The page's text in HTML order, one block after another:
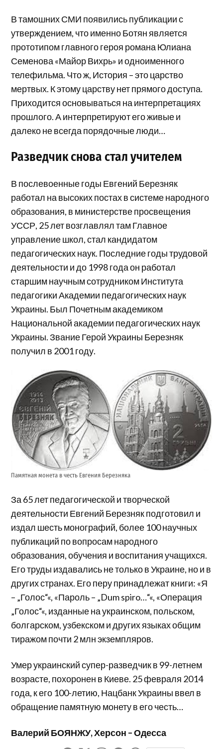
В тамошних СМИ появились публикации с
утверждением, что именно Ботян является
прототипом главного героя романа Юлиана
Семенова «Майор Вихрь» и одноименного
телефильма. Что ж, История – это царство
мертвых. К этому царству нет прямого доступа.
Приходится основываться на интерпретациях
прошлого. А интерпретируют его живые и
далеко не всегда порядочные люди…
Разведчик снова стал учителем
В послевоенные годы Евгений Березняк
работал на высоких постах в системе народного
образования, в министерстве просвещения
УССР, 25 лет возглавлял там Главное
управление школ, стал кандидатом
педагогических наук. Последние годы трудовой
деятельности и до 1998 года он работал
старшим научным сотрудником Института
педагогики Академии педагогических наук
Украины. Был Почетным академиком
Национальной академии педагогических наук
Украины. Звание Герой Украины Березняк
получил в 2001 году.
Памятная монета в честь Евгения Березняка
За 65 лет педагогической и творческой
деятельности Евгений Березняк подготовил и
издал шесть монографий, более 100 научных
публикаций по вопросам народного
образования, обучения и воспитания учащихся.
Его труды издавались не только в Украине, но и в
других странах. Его перу принадлежат книги: «Я
– „Голос“«, «Пароль – „Dum spiro…“«, «Операция
„Голос“«, изданные на украинском, польском,
болгарском, узбекском и других языках общим
тиражом почти 2 млн экземпляров.
Умер украинский супер-разведчик в 99-летнем
возрасте, похоронен в Киеве. 25 февраля 2014
года, к его 100-летию, Нацбанк Украины ввел в
обращение памятную монету в его честь…
Валерий БОЯНЖУ, Херсон – Одесса